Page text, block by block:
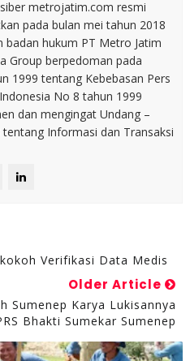
metrojatim.com resmi
pada bulan mei tahun 2018
badan hukum PT Metro Jatim
Group berpedoman pada
1999 tentang Kebebasan Pers
No 8 tahun 1999
dan mengingat Undang –
Informasi dan Transaksi
Verifikasi Data Medis
Older Article
Sumenep Karya Lukisannya
Bhakti Sumekar Sumenep